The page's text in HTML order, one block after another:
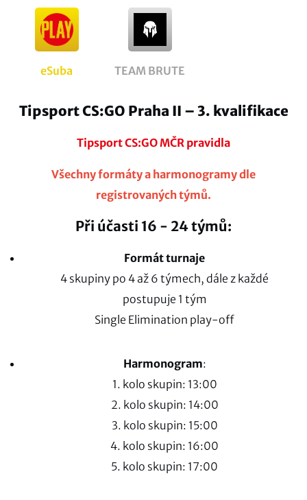
eSuba TEAM BRUTE
Tipsport CS:GO Praha II – 3. kvalifikace
Tipsport CS:GO MČR pravidla
Všechny formáty a harmonogramy dle
registrovaných týmů.
Při účasti 16 - 24 týmů:
Formát turnaje
4 skupiny po 4 až 6 týmech, dále z každé
postupuje 1 tým
Single Elimination play-off
Harmonogram:
1. kolo skupin: 13:00
2. kolo skupin: 14:00
3. kolo skupin: 15:00
4. kolo skupin: 16:00
5. kolo skupin: 17:00